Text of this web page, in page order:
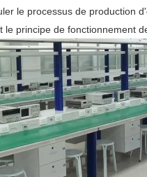
le processus de production
le principe de fonctionnement